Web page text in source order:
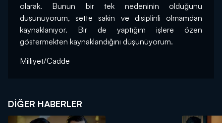
olarak. Bunun bir tek nedeninin olduğunu
düşünüyorum, sette sakin ve disiplinli olmamdan
kaynaklanıyor. Bir de yaptığım işlere özen
göstermekten kaynaklandığını düşünüyorum.
Milliyet/Cadde
DIĞER HABERLER